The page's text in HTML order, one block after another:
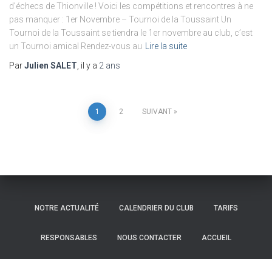
d’échecs de Thionville ! Voici les compétitions et rencontres à ne
pas manquer : 1er Novembre – Tournoi de la Toussaint Un
Tournoi de la Toussaint se tiendra le 1er novembre au club, c’est
un Tournoi amical Rendez-vous au
Lire la suite
ParJulien SALET , il y a 2 ans
Pagination
publications
1 2 SUIVANT
NOTRE ACTUALITÉ CALENDRIER DU CLUB TARIFS
RESPONSABLES NOUS CONTACTER ACCUEIL